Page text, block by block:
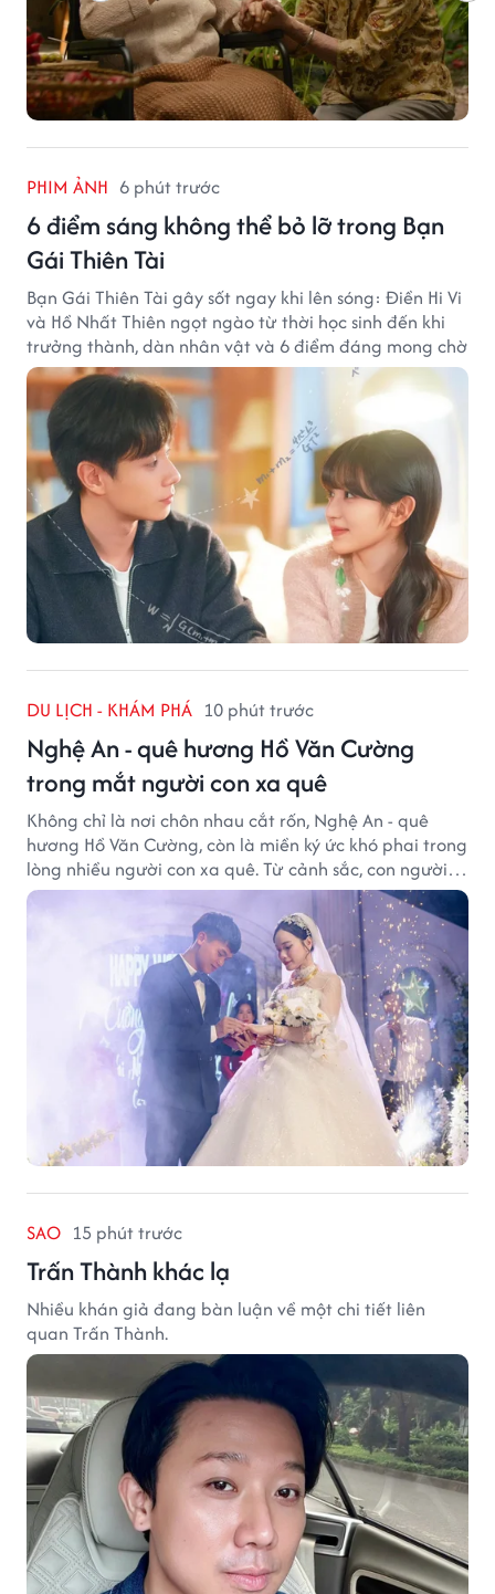
PHIM ẢNH 6 phút trước
6 điểm sáng không thể bỏ lỡ trong Bạn
Gái Thiên Tài
Bạn Gái Thiên Tài gây sốt ngay khi lên sóng: Điền Hi Vi
và Hồ Nhất Thiên ngọt ngào từ thời học sinh đến khi
trưởng thành, dàn nhân vật và 6 điểm đáng mong chờ
DU LỊCH - KHÁM PHÁ 10 phút trước
Nghệ An - quê hương Hồ Văn Cường
trong mắt người con xa quê
Không chỉ là nơi chôn nhau cắt rốn, Nghệ An - quê
hương Hồ Văn Cường, còn là miền ký ức khó phai trong
lòng nhiều người con xa quê. Từ cảnh sắc, con người
đến hương vị quê nhà, tất cả đều trở thành những
điều khiến họ luôn mong ngày trở về.
SAO 15 phút trước
Trấn Thành khác lạ
Nhiều khán giả đang bàn luận về một chi tiết liên
quan Trấn Thành.